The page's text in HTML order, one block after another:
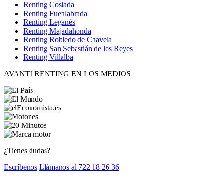
Renting Coslada
Renting Fuenlabrada
Renting Leganés
Renting Majadahonda
Renting Robledo de Chavela
Renting San Sebastián de los Reyes
Renting Villalba
AVANTI RENTING EN LOS MEDIOS
¿Tienes dudas?
Escríbenos Llámanos al 722 18 26 36